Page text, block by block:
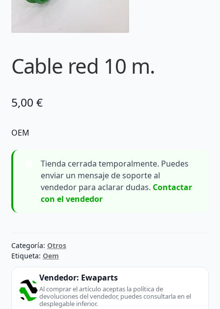
Cable red 10 m.
5,00 €
OEM
Tienda cerrada temporalmente. Puedes
enviar un mensaje de soporte al
vendedor para aclarar dudas. Contactar
con el vendedor
Categoría: Otros
Etiqueta: Oem
Vendedor: Ewaparts
Al comprar el artículo aceptas la política de
devoluciones del vendedor, puedes consultarla en el
desplegable inferior.